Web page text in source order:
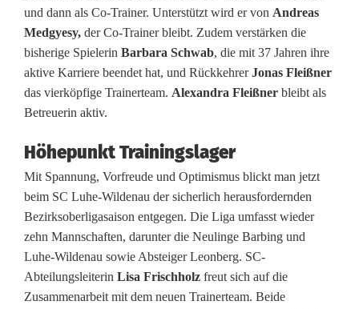
u
n
g
e
f
ü
r
d
i
und dann als Co-Trainer. Unterstützt wird er von Andreas
Medgyesy, der Co-Trainer bleibt. Zudem verstärken die
bisherige Spielerin Barbara Schwab, die mit 37 Jahren ihre
aktive Karriere beendet hat, und RückkehrerJonas Fleißner
das vierköpfige Trainerteam. Alexandra Fleißner bleibt als
Betreuerin aktiv.
Höhepunkt Trainingslager
Mit Spannung, Vorfreude und Optimismus blickt man jetzt
beim SC Luhe-Wildenau der sicherlich herausfordernden
Bezirksoberligasaison entgegen. Die Liga umfasst wieder
zehn Mannschaften, darunter die Neulinge Barbing und
Luhe-Wildenau sowie Absteiger Leonberg. SC-
Abteilungsleiterin Lisa Frischholz freut sich auf die
Zusammenarbeit mit dem neuen Trainerteam. Beide